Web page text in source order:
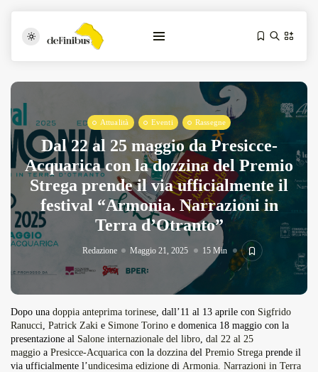
Iosonouncane A Lecce: Concerto Acustico...
Luglio 17, 2026 13 Min
Tarantarte Al Festival De Fès...
Overdrive Fest A Matino: Il...
Maggio 29, 2026 4 Min
Attualità Eventi Rassegne
Dal 22 al 25 maggio da Presicce-
Acquarica con la dozzina del Premio
Strega prende il via ufficialmente il
festival “Armonia. Narrazioni in
Terra d’Otranto”
Redazione Maggio 21, 2025 15 Min
Dopo una doppia anteprima torinese, dall’11 al 13 aprile con Sigfrido
Ranucci, Patrick Zaki e Simone Torino e domenica 18 maggio con la
presentazione al Salone internazionale del libro, dal 22 al 25
maggio a Presicce-Acquarica con la dozzina del Premio Strega prende il
via ufficialmente l’undicesima edizione di Armonia. Narrazioni in Terra